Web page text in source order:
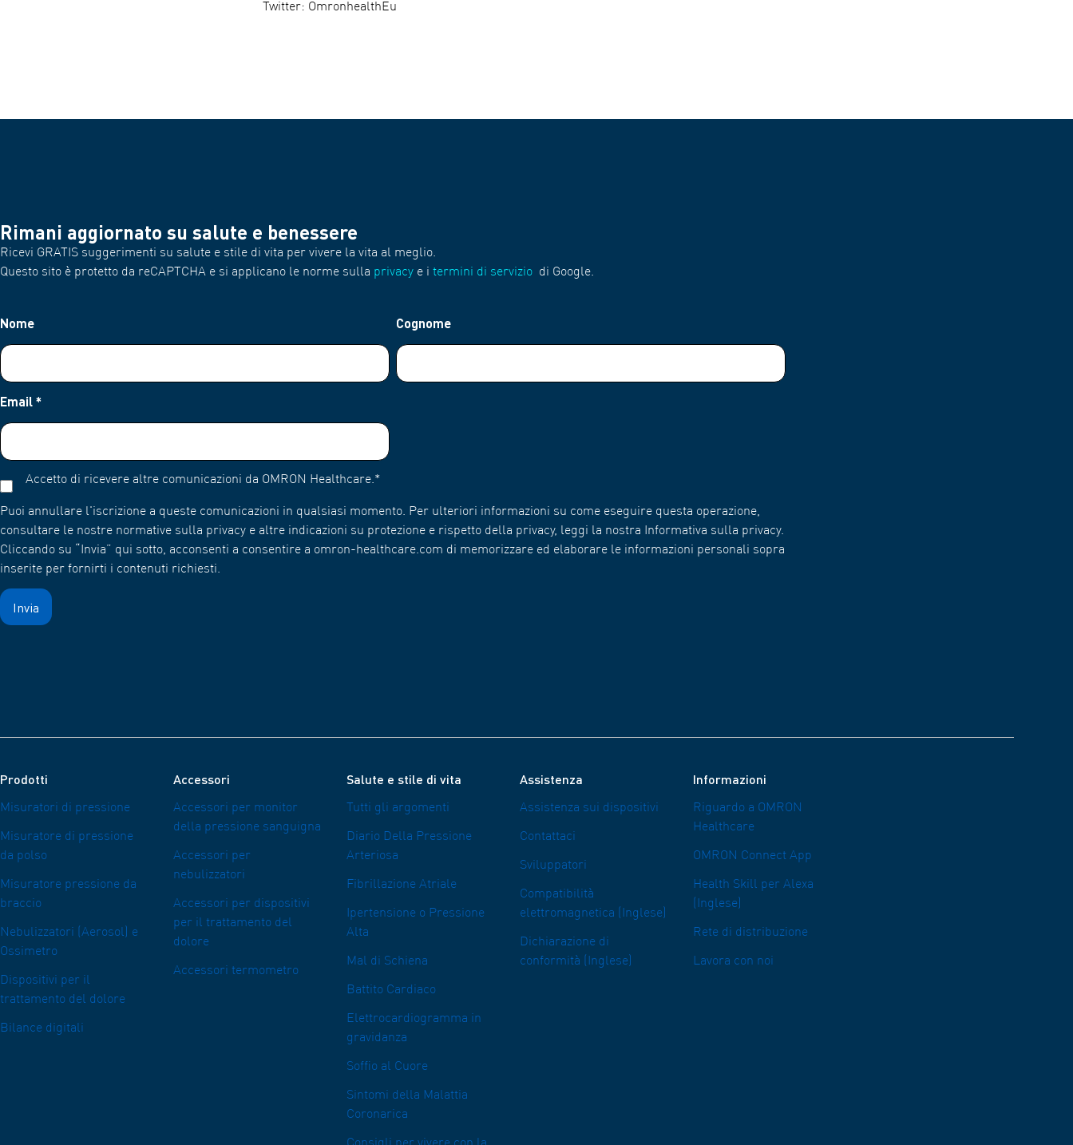
Twitter: OmronhealthEu
Rimani aggiornato su salute e benessere
Ricevi GRATIS suggerimenti su salute e stile di vita per vivere la vita al meglio.
Questo sito è protetto da reCAPTCHA e si applicano le norme sulla privacy e i termini di servizio di Google.
Nome Cognome
Email*
Accetto di ricevere altre comunicazioni da OMRON Healthcare.*
Puoi annullare l'iscrizione a queste comunicazioni in qualsiasi momento. Per ulteriori informazioni su come eseguire questa operazione,
consultare le nostre normative sulla privacy e altre indicazioni su protezione e rispetto della privacy, leggi la nostra Informativa sulla privacy.
Cliccando su “Invia” qui sotto, acconsenti a consentire a omron-healthcare.com di memorizzare ed elaborare le informazioni personali sopra
inserite per fornirti i contenuti richiesti.
Prodotti
Misuratori di pressione
Misuratore di pressione
da polso
Misuratore pressione da
braccio
Nebulizzatori (Aerosol) e
Ossimetro
Dispositivi per il
trattamento del dolore
Bilance digitali
Accessori
Accessori per monitor
della pressione sanguigna
Accessori per
nebulizzatori
Accessori per dispositivi
per il trattamento del
dolore
Accessori termometro
Salute e stile di vita
Tutti gli argomenti
Diario Della Pressione
Arteriosa
Fibrillazione Atriale
Ipertensione o Pressione
Alta
Mal di Schiena
Battito Cardiaco
Elettrocardiogramma in
gravidanza
Soffio al Cuore
Sintomi della Malattia
Coronarica
Assistenza
Assistenza sui dispositivi
Contattaci
Sviluppatori
Compatibilità
elettromagnetica (Inglese)
Dichiarazione di
conformità (Inglese)
Informazioni
Riguardo a OMRON
Healthcare
OMRON Connect App
Health Skill per Alexa
(Inglese)
Rete di distribuzione
Lavora con noi